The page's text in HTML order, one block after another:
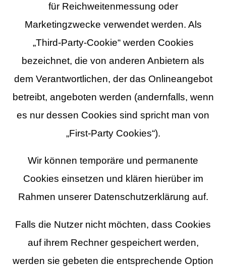
für Reichweitenmessung oder
Marketingzwecke verwendet werden. Als
„Third-Party-Cookie“ werden Cookies
bezeichnet, die von anderen Anbietern als
dem Verantwortlichen, der das Onlineangebot
betreibt, angeboten werden (andernfalls, wenn
es nur dessen Cookies sind spricht man von
„First-Party Cookies“).
Wir können temporäre und permanente
Cookies einsetzen und klären hierüber im
Rahmen unserer Datenschutzerklärung auf.
Falls die Nutzer nicht möchten, dass Cookies
auf ihrem Rechner gespeichert werden,
werden sie gebeten die entsprechende Option